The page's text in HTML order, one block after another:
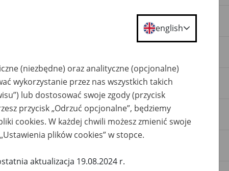
Ubankowienie wśród starszych klientów ZUS
Łatwiej z e-ZLA
ZUS z PANem, PAN z ZUSem
english
(niezbędne) oraz analityczne (opcjonalne)
wykorzystanie przez nas wszystkich takich
lub dostosować swoje zgody (przycisk
przycisk „Odrzuć opcjonalne”, będziemy
cookies. W każdej chwili możesz zmienić swoje
plików cookies” w stopce.
aktualizacja 19.08.2024 r.